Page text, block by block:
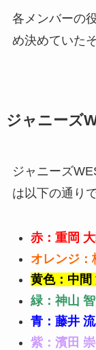
各メンバーの
め決めていた
ジャニーズ
ジャニーズ
は以下の通りで
赤：重岡
オレンジ：
黄色：中間
緑：神山
青：藤井
紫：濱田